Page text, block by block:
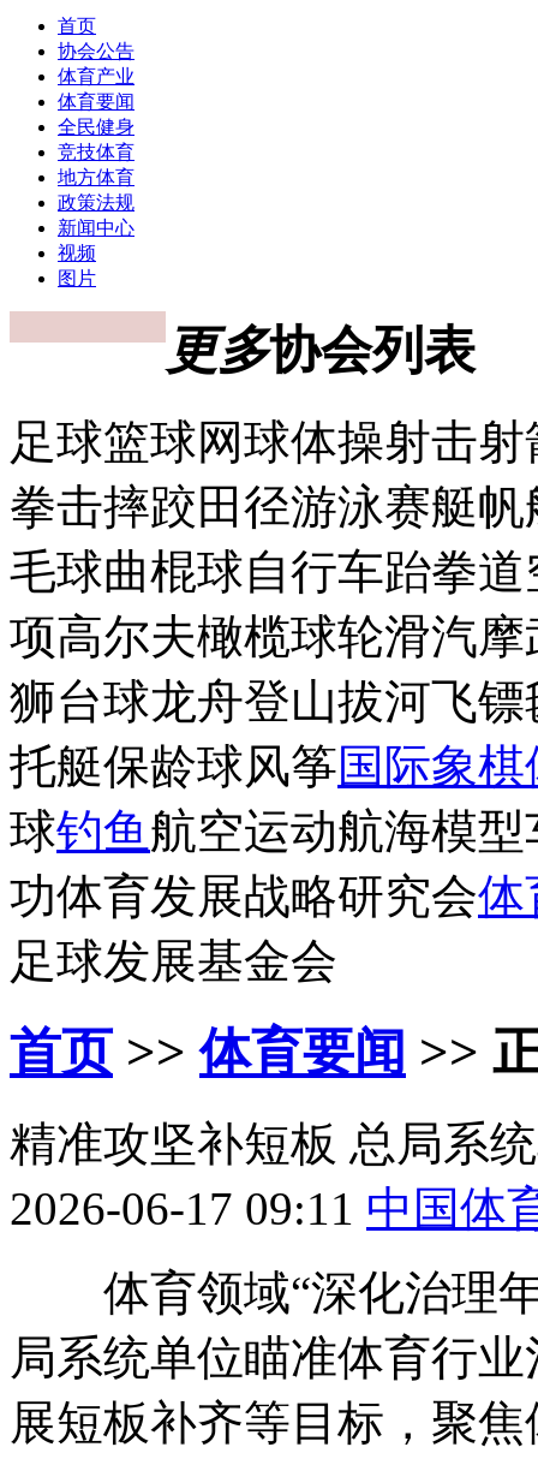
首页
协会公告
体育产业
体育要闻
全民健身
竞技体育
地方体育
政策法规
新闻中心
视频
图片
更多协会列表
足球篮球网球体操射击
拳击摔跤田径游泳赛艇帆
毛球曲棍球自行车跆拳
项高尔夫橄榄球轮滑汽摩
狮台球龙舟登山拔河飞
托艇保龄球风筝国际象棋
球钓鱼航空运动航海模
功体育发展战略研究会体
足球发展基金会
首页>>体育要闻 >>
精准攻坚补短板 总局系
2026-06-17 09:11 中国体
体育领域“深化治理年
局系统单位瞄准体育行
展短板补齐等目标，聚